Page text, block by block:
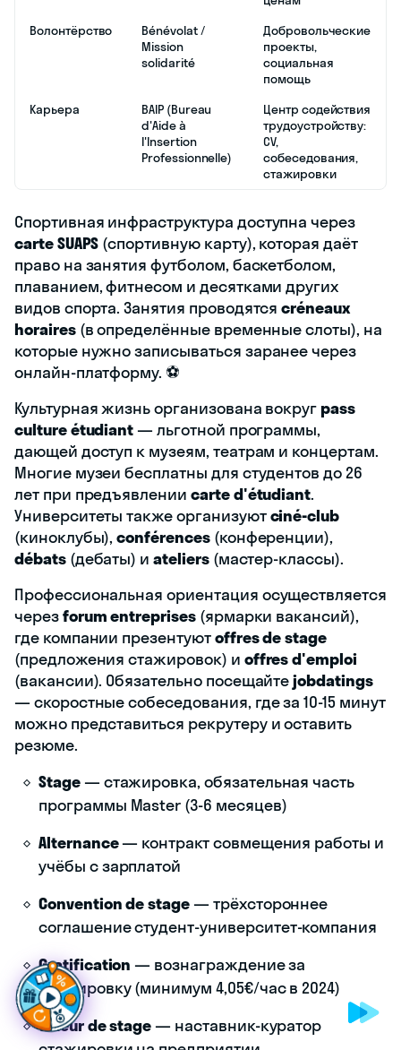
Волонтёрство
Bénévolat /
Mission
solidarité
Добровольческие
проекты,
социальная
помощь
Карьера
BAIP (Bureau
d'Aide à
l'Insertion
Professionnelle)
Центр содействия
трудоустройству:
CV,
собеседования,
стажировки
Спортивная инфраструктура доступна через
carte SUAPS (спортивную карту), которая даёт
право на занятия футболом, баскетболом,
плаванием, фитнесом и десятками других
видов спорта. Занятия проводятсяcréneaux
horaires(в определённые временные слоты), на
которые нужно записываться заранее через
онлайн-платформу. ⚽
Культурная жизнь организована вокругpass
culture étudiant— льготной программы,
дающей доступ к музеям, театрам и концертам.
Многие музеи бесплатны для студентов до 26
лет при предъявлении carte d'étudiant.
Университеты также организуютciné-club
(киноклубы),conférences(конференции),
débats(дебаты) иateliers(мастер-классы).
Профессиональная ориентация осуществляется
черезforum entreprises(ярмарки вакансий),
где компании презентуютoffres de stage
(предложения стажировок) и offres d'emploi
(вакансии). Обязательно посещайтеjobdatings
— скоростные собеседования, где за 10-15 минут
можно представиться рекрутеру и оставить
резюме.
Stage— стажировка, обязательная часть
программы Master (3-6 месяцев)
Alternance— контракт совмещения работы и
учёбы с зарплатой
Convention de stage— трёхстороннее
соглашение студент-университет-компания
Gratification — вознаграждение за
стажировку (минимум 4,05€/час в 2024)
Tuteur de stage— наставник-куратор